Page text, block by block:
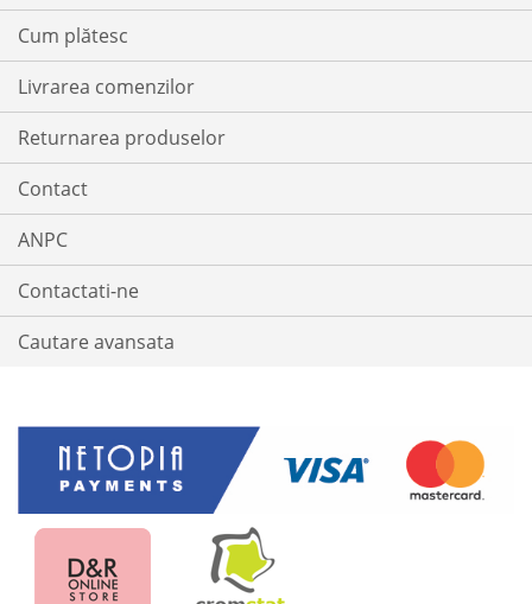
Cum plătesc
Livrarea comenzilor
Returnarea produselor
Contact
ANPC
Contactati-ne
Cautare avansata